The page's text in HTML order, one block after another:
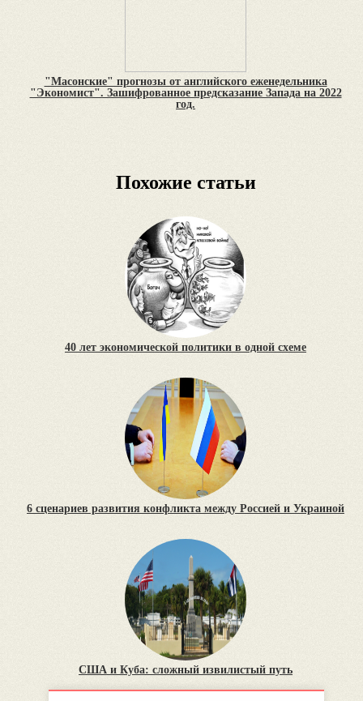
"Масонские" прогнозы от английского еженедельника
"Экономист". Зашифрованное предсказание Запада на 2022
год.
Похожие статьи
40 лет экономической политики в одной схеме
6 сценариев развития конфликта между Россией и Украиной
США и Куба: сложный извилистый путь